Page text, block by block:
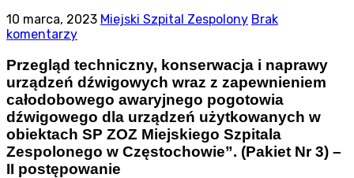
10 marca, 2023 Miejski Szpital Zespolony Brak
komentarzy
Przegląd techniczny, konserwacja i naprawy
urządzeń dźwigowych wraz z zapewnieniem
całodobowego awaryjnego pogotowia
dźwigowego dla urządzeń użytkowanych w
obiektach SP ZOZ Miejskiego Szpitala
Zespolonego w Częstochowie”. (Pakiet Nr 3) –
II postępowanie